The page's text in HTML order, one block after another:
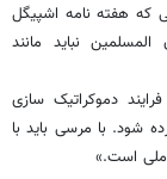
که هفته نامه اشپیگل
نباید مانند
دموکراتیک سازی
شود. با مرسی باید با
ملی است.»